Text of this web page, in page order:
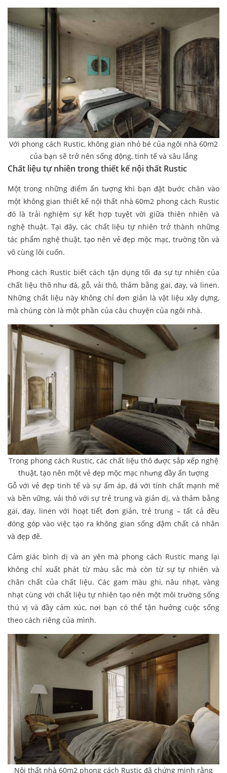
Với phong cách Rustic, không gian nhỏ bé của ngôi nhà 60m2
của bạn sẽ trở nên sống động, tinh tế và sâu lắng
Chất liệu tự nhiên trong thiết kế nội thất Rustic
Một trong những điểm ấn tượng khi bạn đặt bước chân vào
một không gian thiết kế nội thất nhà 60m2 phong cách Rustic
đó là trải nghiệm sự kết hợp tuyệt vời giữa thiên nhiên và
nghệ thuật. Tại đây, các chất liệu tự nhiên trở thành những
tác phẩm nghệ thuật, tạo nên vẻ đẹp mộc mạc, trường tồn và
vô cùng lôi cuốn.
Phong cách Rustic biết cách tận dụng tối đa sự tự nhiên của
chất liệu thô như đá, gỗ, vải thô, thảm bằng gai, đay, và linen.
Những chất liệu này không chỉ đơn giản là vật liệu xây dựng,
mà chúng còn là một phần của câu chuyện của ngôi nhà.
Trong phong cách Rustic, các chất liệu thô được sắp xếp nghệ
thuật, tạo nên một vẻ đẹp mộc mạc nhưng đầy ấn tượng
Gỗ với vẻ đẹp tinh tế và sự ấm áp, đá với tính chất mạnh mẽ
và bền vững, vải thô với sự trẻ trung và giản dị, và thảm bằng
gai, đay, linen với hoạt tiết đơn giản, trẻ trung – tất cả đều
đóng góp vào việc tạo ra không gian sống đậm chất cá nhân
và đẹp đẽ.
Cảm giác bình dị và an yên mà phong cách Rustic mang lại
không chỉ xuất phát từ màu sắc mà còn từ sự tự nhiên và
chân chất của chất liệu. Các gam màu ghi, nâu nhạt, vàng
nhạt cùng với chất liệu tự nhiên tạo nên một môi trường sống
thú vị và đầy cảm xúc, nơi bạn có thể tận hưởng cuộc sống
theo cách riêng của mình.
Nội thất nhà 60m2 phong cách Rustic đã chứng minh rằng